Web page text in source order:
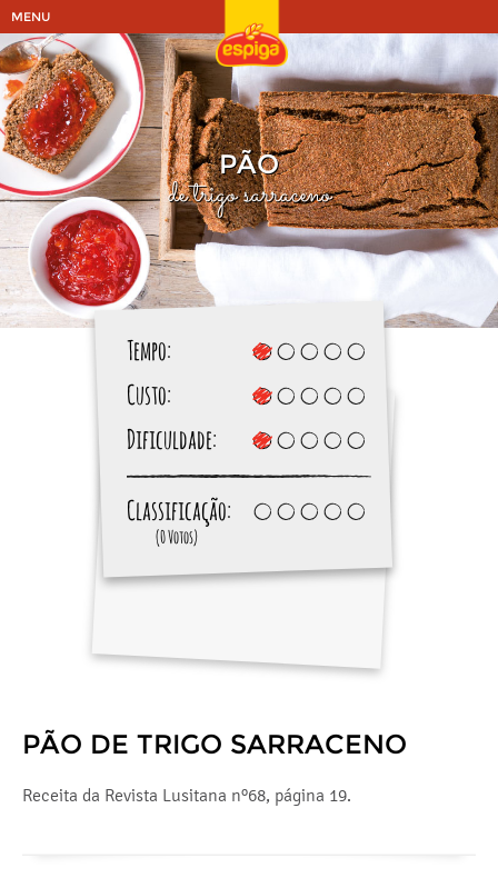
MENU
PÃO
de trigo sarraceno
Tempo:
Custo:
Dificuldade:
Classificação:
(0 Votos)
PÃO DE TRIGO SARRACENO
Receita da Revista Lusitana nº68, página 19.